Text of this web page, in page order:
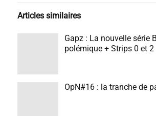
Articles similaires
Gapz : La nouvelle série
polémique + Strips 0 et 2
OpN#16 : la tranche de